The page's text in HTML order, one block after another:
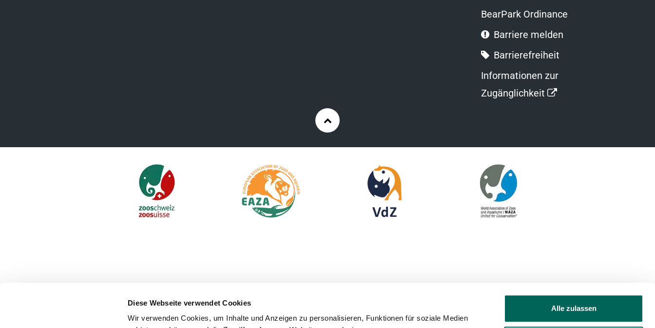
Diese Webseite verwendet Cookies
Wir verwenden Cookies, um Inhalte und Anzeigen zu personalisieren, Funktionen für soziale Medien
Alle zulassen
BearPark Ordinance
Barriere melden
Barrierefreiheit
Informationen zur
Zugänglichkeit
Opens
new
Zurück